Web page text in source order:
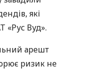
які
«Рус Вуд».
арешт
ризик не